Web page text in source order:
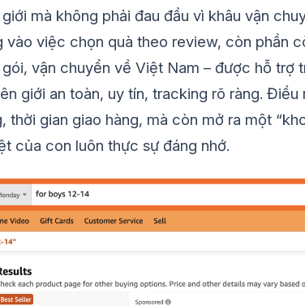
mà không phải đau đầu vì khâu vận
việc chọn quà theo review, còn phần
vận chuyển về Việt Nam – được hỗ trợ
giới an toàn, uy tín, tracking rõ ràng.
thời gian giao hàng, mà còn mở ra một
của con luôn thực sự đáng nhớ.